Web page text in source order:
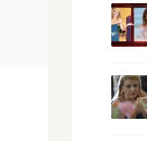
Bărbierul din
Națională Bucureș